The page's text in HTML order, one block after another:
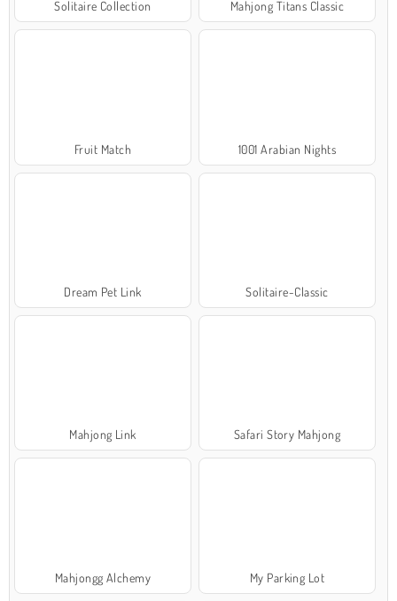
Solitaire Collection Mahjong Titans Classic
Fruit Match 1001 Arabian Nights
Dream Pet Link Solitaire-Classic
Mahjong Link Safari Story Mahjong
Mahjongg Alchemy My Parking Lot